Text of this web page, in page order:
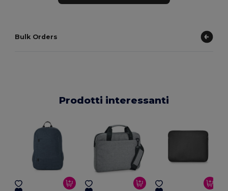
Bulk Orders
Prodotti interessanti